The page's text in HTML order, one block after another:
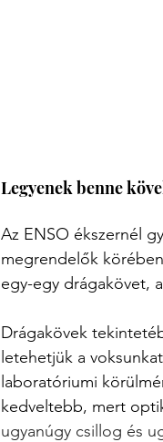
Legyenek benne
Az ENSO ékszernél
megrendelők
egy-egy drágakövet,
Drágakövek
letehetjük a
laboratóriumi
kedveltebb, mert
ugyanúgy csillog és